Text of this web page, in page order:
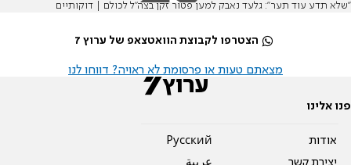
''שלא תדע עוד תער'': גלעד נאבק למען פטור זקן בצה"ל לכולם | דוקותיים
הצטרפו לקבוצת הוואטצאפ של ערוץ 7
מצאתם טעות או פרסומת לא ראויה? דווחו לנו
פנו אלינו
אודות
Pусский